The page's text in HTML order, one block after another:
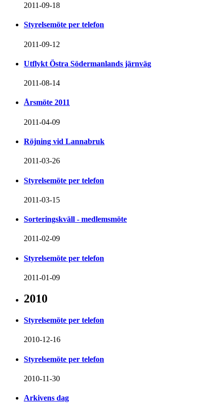
2011-09-18
Styrelsemöte per telefon
2011-09-12
Utflykt Östra Södermanlands järnväg
2011-08-14
Årsmöte 2011
2011-04-09
Röjning vid Lannabruk
2011-03-26
Styrelsemöte per telefon
2011-03-15
Sorteringskväll - medlemsmöte
2011-02-09
Styrelsemöte per telefon
2011-01-09
2010
Styrelsemöte per telefon
2010-12-16
Styrelsemöte per telefon
2010-11-30
Arkivens dag